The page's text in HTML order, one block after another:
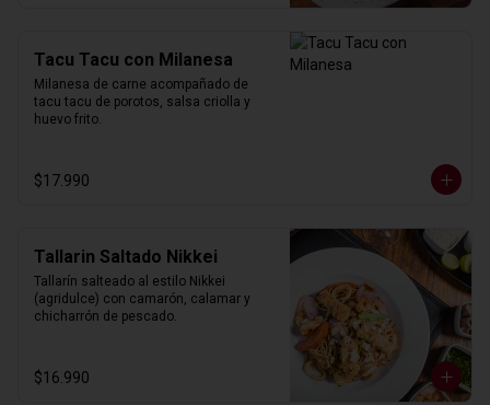
Tacu Tacu con Milanesa
Milanesa de carne acompañado de
tacu tacu de porotos, salsa criolla y
huevo frito.
$17.990
Tallarin Saltado Nikkei
Tallarín salteado al estilo Nikkei
(agridulce) con camarón, calamar y
chicharrón de pescado.
$16.990